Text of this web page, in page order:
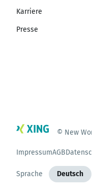
Karriere
Presse
© New
ImpressumAGB
Sprache Deutsch